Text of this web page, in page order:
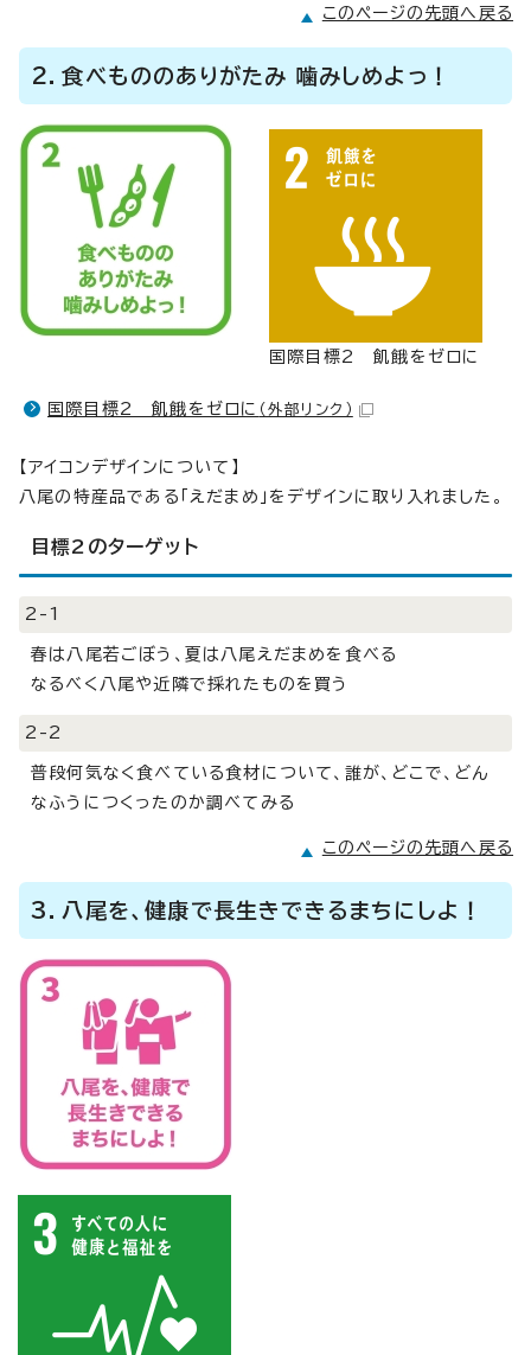
このページの先頭へ戻る
2．食べもののありがたみ 噛みしめよっ！
国際目標2 飢餓をゼロに
国際目標2 飢餓をゼロに （外部リンク）
【アイコンデザインについて】
八尾の特産品である「えだまめ」をデザインに取り入れました。
目標2のターゲット
2-1
春は八尾若ごぼう、夏は八尾えだまめを食べる
なるべく八尾や近隣で採れたものを買う
2-2
普段何気なく食べている食材について、誰が、どこで、どん
なふうにつくったのか調べてみる
このページの先頭へ戻る
3．八尾を、健康で長生きできるまちにしよ！